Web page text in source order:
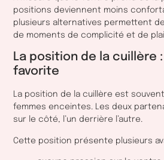
positions deviennent moins
plusieurs alternatives permettent
de moments de complicité et de
La position de la cuillère
favorite
La position de la cuillère est
femmes enceintes. Les deux
sur le côté, l’un derrière l’autre.
Cette position présente plusieurs